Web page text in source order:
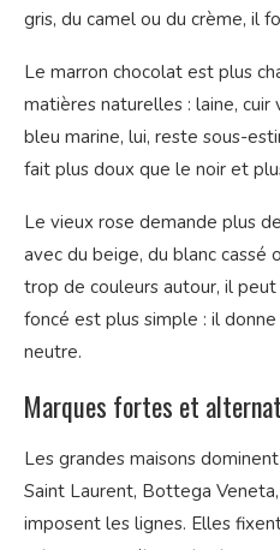
gris, du camel ou du crème, il
Le marron chocolat est plus
matières naturelles : laine, cuir
bleu marine, lui, reste sous-
fait plus doux que le noir et
Le vieux rose demande plus
avec du beige, du blanc cassé
trop de couleurs autour, il
foncé est plus simple : il
neutre.
Marques fortes et
Les grandes maisons
Saint Laurent, Bottega
imposent les lignes. Elles